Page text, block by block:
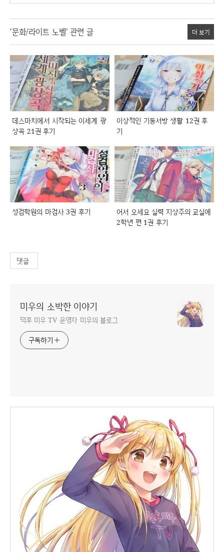
'문화/라이트 노벨' 관련 글 더 보기
데스마치에서 시작되는 이세계 광
상곡 21권 후기
이상적인 기둥서방 생활 12권 후
기
성검학원의 마검사 3권 후기
어서 오세요 실력 지상주의 교실에
2학년 편 1권 후기
댓글
미우의 소박한 이야기
덕후 미우 TV 운영자 미우의 블로그
구독하기